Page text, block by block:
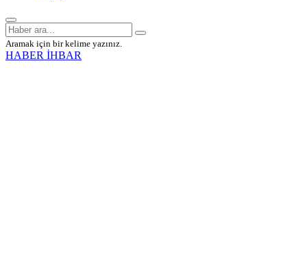
Aramak için bir kelime yazınız.
HABER İHBAR